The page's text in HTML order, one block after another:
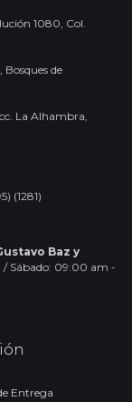
1080, Col.
Bosques de
La Alhambra,
(1281)
Baz y
/ Sábado: 09:00 am -
Entrega